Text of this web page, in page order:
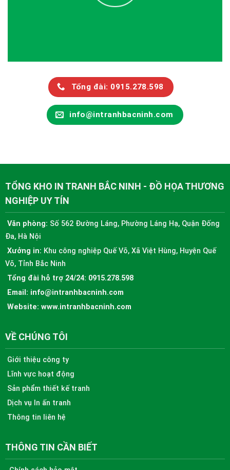
Tổng đài: 0915.278.598
info@intranhbacninh.com
TỔNG KHO IN TRANH BẮC NINH - ĐỒ HỌA THƯƠNG
NGHIỆP UY TÍN
Văn phòng: Số 562 Đường Láng, Phường Láng Hạ, Quận Đống
Đa, Hà Nội
Xưởng in: Khu công nghiệp Quế Võ, Xã Việt Hùng, Huyện Quế
Võ, Tỉnh Bắc Ninh
Tổng đài hỗ trợ 24/24: 0915.278.598
Email: info@intranhbacninh.com
Website: www.intranhbacninh.com
VỀ CHÚNG TÔI
Giới thiệu công ty
Lĩnh vực hoạt động
Sản phẩm thiết kế tranh
Dịch vụ In ấn tranh
Thông tin liên hệ
THÔNG TIN CẦN BIẾT